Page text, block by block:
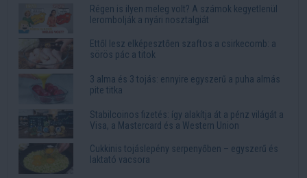
Régen is ilyen meleg volt? A számok kegyetlenül
lerombolják a nyári nosztalgiát
Ettől lesz elképesztően szaftos a csirkecomb: a
sörös pác a titok
3 alma és 3 tojás: ennyire egyszerű a puha almás
pite titka
Stabilcoinos fizetés: így alakítja át a pénz világát a
Visa, a Mastercard és a Western Union
Cukkinis tojáslepény serpenyőben – egyszerű és
laktató vacsora